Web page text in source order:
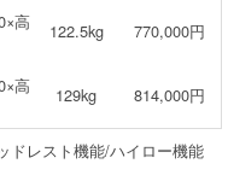
高
122.5kg 770,000円
高
129kg 814,000円
ドレスト機能/ハイロー機能